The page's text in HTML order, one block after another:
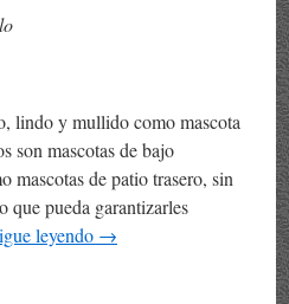
lindo y mullido como mascota
son mascotas de bajo
mascotas de patio trasero, sin
que pueda garantizarles
leyendo →